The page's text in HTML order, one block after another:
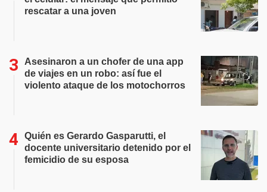
rescatar a una joven
Asesinaron a un chofer de una app
de viajes en un robo: así fue el
violento ataque de los motochorros
Quién es Gerardo Gasparutti, el
docente universitario detenido por el
femicidio de su esposa